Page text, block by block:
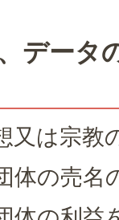
データ
又は宗教
体の売名